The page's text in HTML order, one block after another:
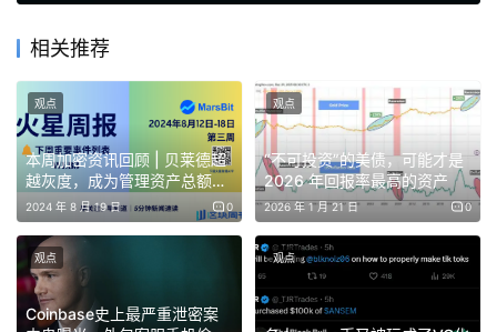
职守或渎职的情况下，总统才能将其免职。
Massad 表示，特朗普能立即采取的措施是提升一位已经在
职且支持加密的委员担任 SEC 主席，两种可能性是 Hester
Pierce 或 Mark Uyeda。
俄亥俄州是“更大的故事”
此次选举不仅带来了新总统，也使参议院从民主党转为由共
相关推荐
本周加密资讯回顾 | 贝莱德超
越灰度，成为管理资产总额最
大的数字资产基金管理公司
2024 年 8 月 19 日 0
观点
“不可投资”的美债，可能才是
2026 年回报率最高的资产
2026 年 1 月 21 日 0
观点
Coinbase史上最严重泄密案
观点 观点